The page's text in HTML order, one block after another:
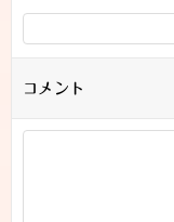
コメント